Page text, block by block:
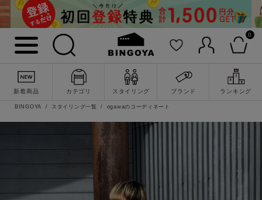
0
新着商品 カテゴリ スタイリング ブランド ランキング
詳細検索
BINGOYA スタイリング一覧 ogawaのコーディネート